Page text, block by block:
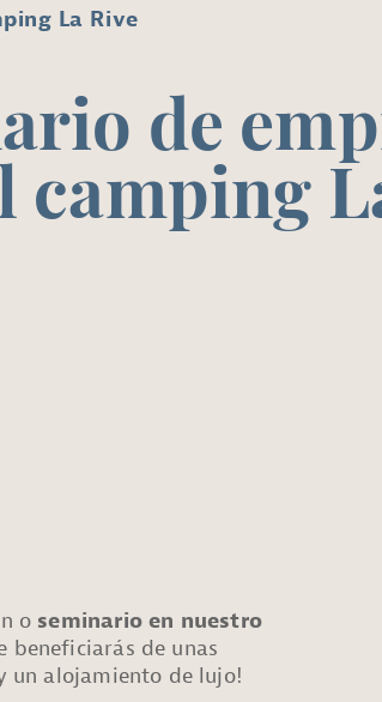
La Rive
de
camping
o seminario en nuestro
beneficiarás de unas
un alojamiento de lujo!